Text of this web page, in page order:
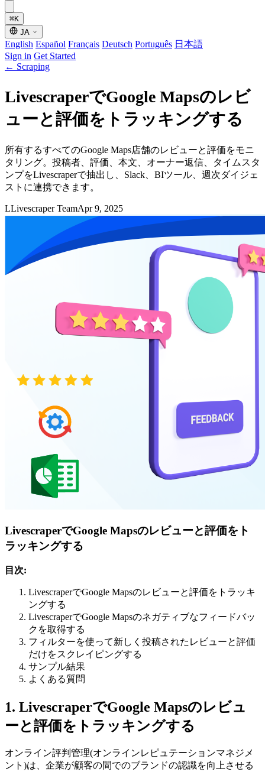
⌘K
JA
English Español Français Deutsch Português 日本語
Sign in Get Started
← Scraping
LivescraperでGoogle Mapsのレビ
ューと評価をトラッキングする
所有するすべてのGoogle Maps店舗のレビューと評価をモニ
タリング。投稿者、評価、本文、オーナー返信、タイムスタ
ンプをLivescraperで抽出し、Slack、BIツール、週次ダイジェ
ストに連携できます。
LLivescraper TeamApr 9, 2025
LivescraperでGoogle Mapsのレビューと評価をト
ラッキングする
目次:
LivescraperでGoogle Mapsのレビューと評価をトラッキ
ングする
LivescraperでGoogle Mapsのネガティブなフィードバッ
クを取得する
フィルターを使って新しく投稿されたレビューと評価
だけをスクレイピングする
サンプル結果
よくある質問
1. LivescraperでGoogle Mapsのレビュ
ーと評価をトラッキングする
オンライン評判管理(オンラインレピュテーションマネジメ
ント)は、企業が顧客の間でのブランドの認識を向上させる